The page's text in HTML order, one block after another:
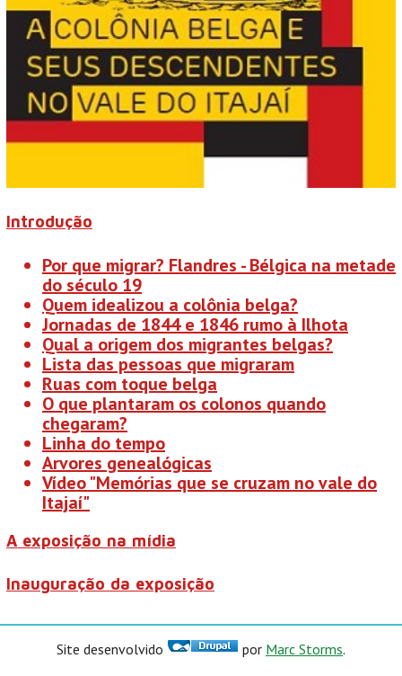
Introdução
Por que migrar? Flandres - Bélgica na metade
do século 19
Quem idealizou a colônia belga?
Jornadas de 1844 e 1846 rumo à Ilhota
Qual a origem dos migrantes belgas?
Lista das pessoas que migraram
Ruas com toque belga
O que plantaram os colonos quando
chegaram?
Linha do tempo
Arvores genealógicas
Vídeo "Memórias que se cruzam no vale do
Itajaí"
A exposição na mídia
Inauguração da exposição
Site desenvolvido por Marc Storms.